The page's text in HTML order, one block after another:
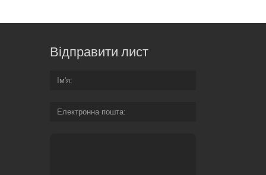
Відправити лист
Ім'я
Електронна пошта